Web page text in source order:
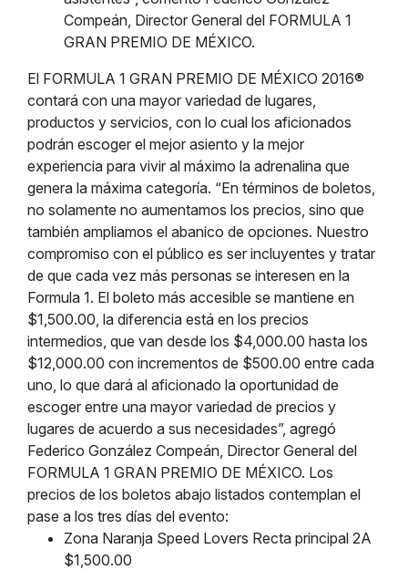
Compeán, Director General del FORMULA 1
GRAN PREMIO DE MÉXICO.
El FORMULA 1 GRAN PREMIO DE MÉXICO 2016®
contará con una mayor variedad de lugares,
productos y servicios, con lo cual los aficionados
podrán escoger el mejor asiento y la mejor
experiencia para vivir al máximo la adrenalina que
genera la máxima categoría. “En términos de boletos,
no solamente no aumentamos los precios, sino que
también ampliamos el abanico de opciones. Nuestro
compromiso con el público es ser incluyentes y tratar
de que cada vez más personas se interesen en la
Formula 1. El boleto más accesible se mantiene en
$1,500.00, la diferencia está en los precios
intermedios, que van desde los $4,000.00 hasta los
$12,000.00 con incrementos de $500.00 entre cada
uno, lo que dará al aficionado la oportunidad de
escoger entre una mayor variedad de precios y
lugares de acuerdo a sus necesidades”, agregó
Federico González Compeán, Director General del
FORMULA 1 GRAN PREMIO DE MÉXICO. Los
precios de los boletos abajo listados contemplan el
pase a los tres días del evento:
Zona Naranja Speed Lovers Recta principal 2A
$1,500.00